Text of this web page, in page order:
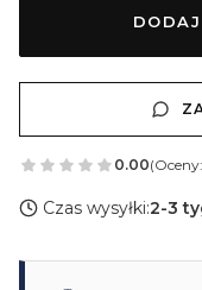
0.00
Czas wysyłki:2-3